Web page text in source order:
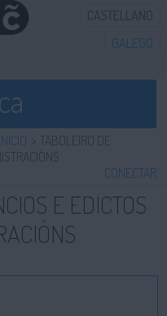
CASTELLANO
GALEGO
PÚBLICA
INICIO
TABOLEIRO DE
CONECTAR
E EDICTOS